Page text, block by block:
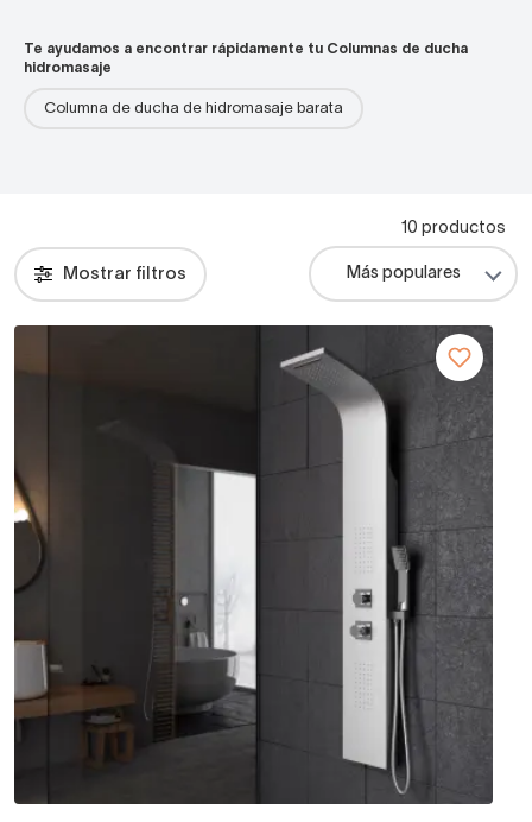
Te ayudamos a encontrar rápidamente tu Columnas de ducha
hidromasaje
Columna de ducha de hidromasaje barata
Mostrar filtros
10 productos